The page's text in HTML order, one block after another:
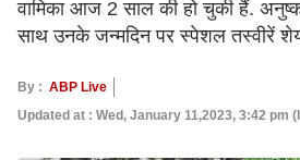
वामिका आज 2 साल की हो चुकी हैं.
साथ उनके जन्मदिन पर स्पेशल तस्वीरें
By : ABP Live
Updated at : Wed, January 11,2023, 3:42 pm